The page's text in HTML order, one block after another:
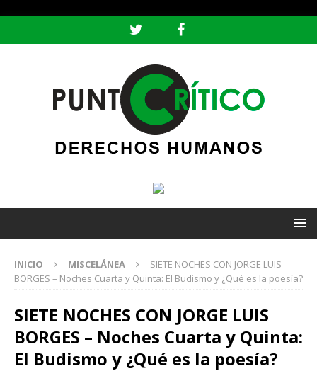
INICIO MISCELÁNEA
SIETE NOCHES CON JORGE LUIS
BORGES – Noches Cuarta y Quinta: El Budismo y ¿Qué es la poesía?
SIETE NOCHES CON JORGE LUIS
BORGES – Noches Cuarta y Quinta:
El Budismo y ¿Qué es la poesía?